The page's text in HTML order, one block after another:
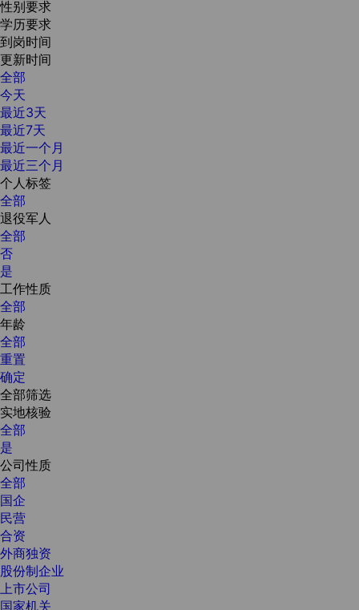
性别要求
学历要求
到岗时间
更新时间
全部
今天
最近3天
最近7天
最近一个月
最近三个月
个人标签
全部
退役军人
全部
否
是
工作性质
全部
年龄
全部
重置
确定
全部筛选
实地核验
全部
是
公司性质
全部
国企
民营
合资
外商独资
股份制企业
上市公司
国家机关